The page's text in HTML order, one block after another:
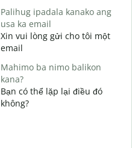
Palihug ipadala kanako ang
usa ka email
Xin vui lòng gửi cho tôi một
email
Mahimo ba nimo balikon
kana?
Bạn có thể lặp lại điều đó
không?